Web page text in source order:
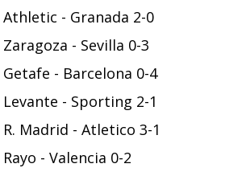
Athletic - Granada 2-0
Zaragoza - Sevilla 0-3
Getafe - Barcelona 0-4
Levante - Sporting 2-1
R. Madrid - Atletico 3-1
Rayo - Valencia 0-2